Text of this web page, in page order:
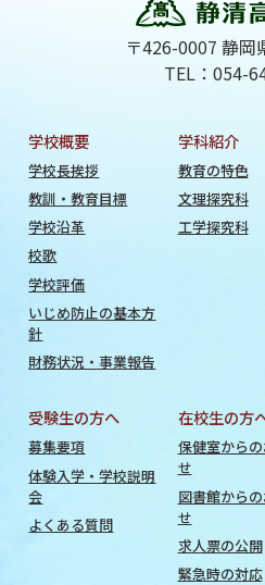
〒426-0007 静岡
TEL：054-
学校概要
学校長挨拶
教訓・教育目標
学校沿革
校歌
学校評価
いじめ防止の基本方
針
財務状況・事業報告
学科紹介
教育の特色
文理探究科
工学探究科
受験生の方へ
募集要項
体験入学・学校説明
会
よくある質問
在校生の方
保健室から
せ
図書館から
せ
求人票の公開
緊急時の対応